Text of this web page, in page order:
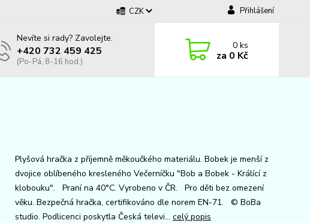
CZK Přihlášení
Nevíte si rady? Zavolejte.
+420 732 459 425
(Po-Pá, 8-16 hod.)
0ks
za 0 Kč
Plyšová hračka z příjemně měkoučkého materiálu. Bobek je menší z
dvojice oblíbeného kresleného Večerníčku "Bob a Bobek - Králící z
klobouku". Praní na 40°C. Vyrobeno v ČR. Pro děti bez omezení
věku. Bezpečná hračka, certifikováno dle norem EN-71. © BoBa
studio. Podlicenci poskytla Česká televi... celý popis